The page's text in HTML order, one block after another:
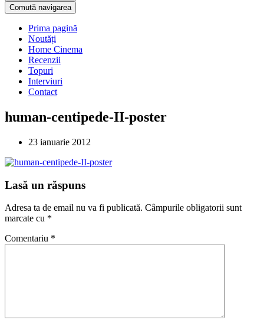
Comută navigarea
Prima pagină
Noutăți
Home Cinema
Recenzii
Topuri
Interviuri
Contact
human-centipede-II-poster
23 ianuarie 2012
Lasă un răspuns
Adresa ta de email nu va fi publicată. Câmpurile obligatorii sunt
marcate cu *
Comentariu *